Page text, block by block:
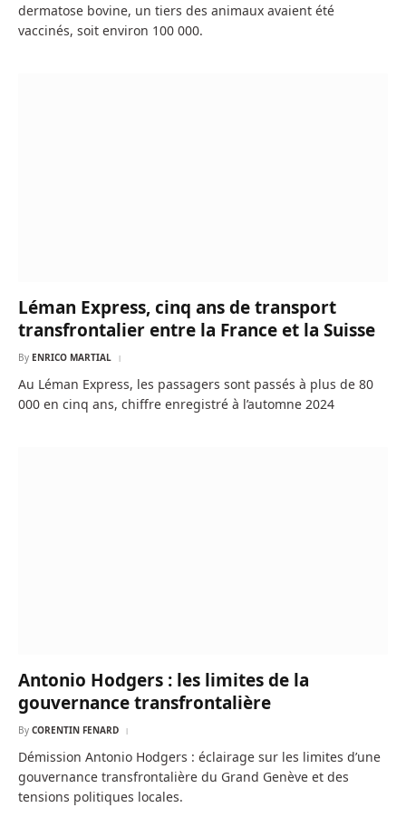
dermatose bovine, un tiers des animaux avaient été
vaccinés, soit environ 100 000.
Léman Express, cinq ans de transport
transfrontalier entre la France et la Suisse
By ENRICO MARTIAL
Au Léman Express, les passagers sont passés à plus de 80
000 en cinq ans, chiffre enregistré à l’automne 2024
Antonio Hodgers : les limites de la
gouvernance transfrontalière
By CORENTIN FENARD
Démission Antonio Hodgers : éclairage sur les limites d’une
gouvernance transfrontalière du Grand Genève et des
tensions politiques locales.